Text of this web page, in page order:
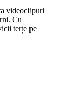
videoclipuri
Cu
terțe pe